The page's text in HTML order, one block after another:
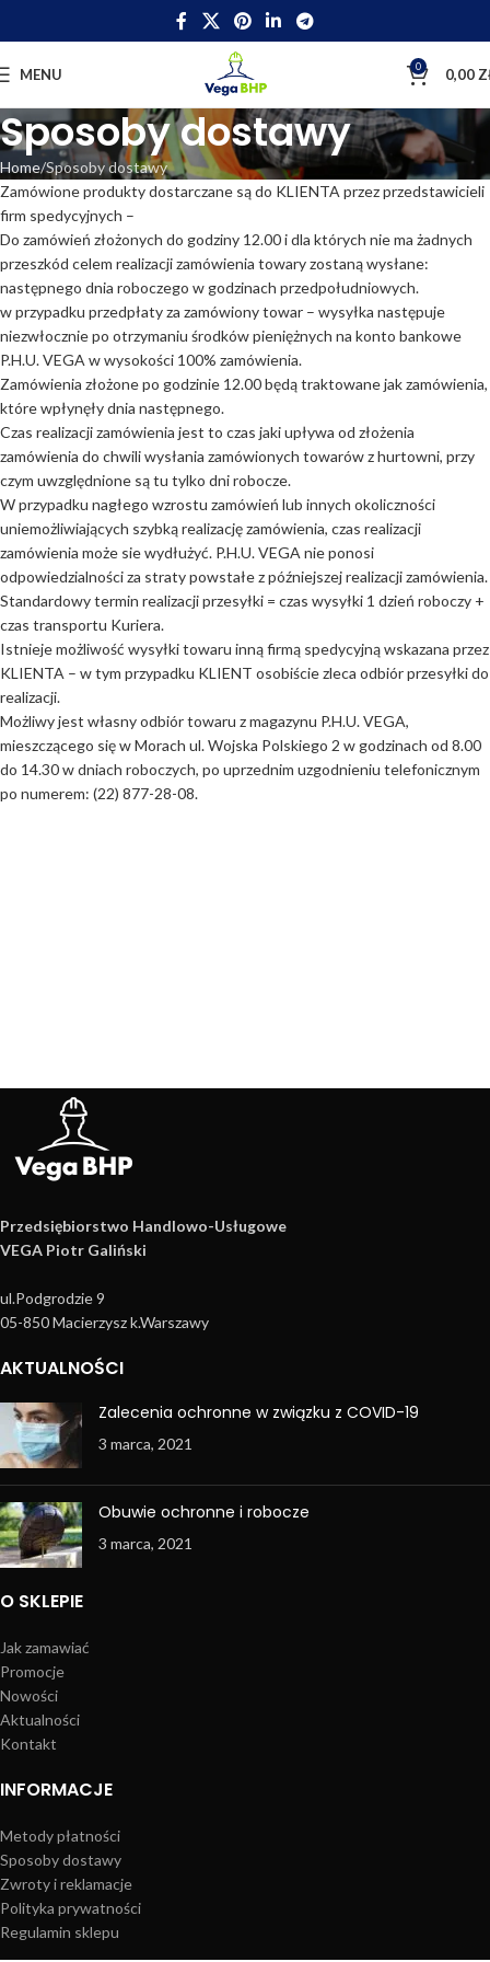
MENU 0 0,00
Sposoby dostawy
Home Sposoby dostawy
Zamówione produkty dostarczane są do KLIENTA przez przedstawicieli
firm spedycyjnych –
Do zamówień złożonych do godziny 12.00 i dla których nie ma żadnych
przeszkód celem realizacji zamówienia towary zostaną wysłane:
następnego dnia roboczego w godzinach przedpołudniowych.
w przypadku przedpłaty za zamówiony towar – wysyłka następuje
niezwłocznie po otrzymaniu środków pieniężnych na konto bankowe
P.H.U. VEGA w wysokości 100% zamówienia.
Zamówienia złożone po godzinie 12.00 będą traktowane jak zamówienia,
które wpłynęły dnia następnego.
Czas realizacji zamówienia jest to czas jaki upływa od złożenia
zamówienia do chwili wysłania zamówionych towarów z hurtowni, przy
czym uwzględnione są tu tylko dni robocze.
W przypadku nagłego wzrostu zamówień lub innych okoliczności
uniemożliwiających szybką realizację zamówienia, czas realizacji
zamówienia może sie wydłużyć. P.H.U. VEGA nie ponosi
odpowiedzialności za straty powstałe z późniejszej realizacji zamówienia.
Standardowy termin realizacji przesyłki = czas wysyłki 1 dzień roboczy +
czas transportu Kuriera.
Istnieje możliwość wysyłki towaru inną firmą spedycyjną wskazana przez
KLIENTA – w tym przypadku KLIENT osobiście zleca odbiór przesyłki do
realizacji.
Możliwy jest własny odbiór towaru z magazynu P.H.U. VEGA,
mieszczącego się w Morach ul. Wojska Polskiego 2 w godzinach od 8.00
do 14.30 w dniach roboczych, po uprzednim uzgodnieniu telefonicznym
po numerem: (22) 877-28-08.
Przedsiębiorstwo Handlowo­-Usługowe
VEGA Piotr Galiński
ul.Podgrodzie 9
05-850 Macierzysz k.Warszawy
AKTUALNOŚCI
Zalecenia ochronne w związku z COVID-19
3 marca, 2021
Obuwie ochronne i robocze
3 marca, 2021
O SKLEPIE
Jak zamawiać
Promocje
Nowości
Aktualności
Kontakt
INFORMACJE
Metody płatności
Sposoby dostawy
Zwroty i reklamacje
Polityka prywatności
Regulamin sklepu